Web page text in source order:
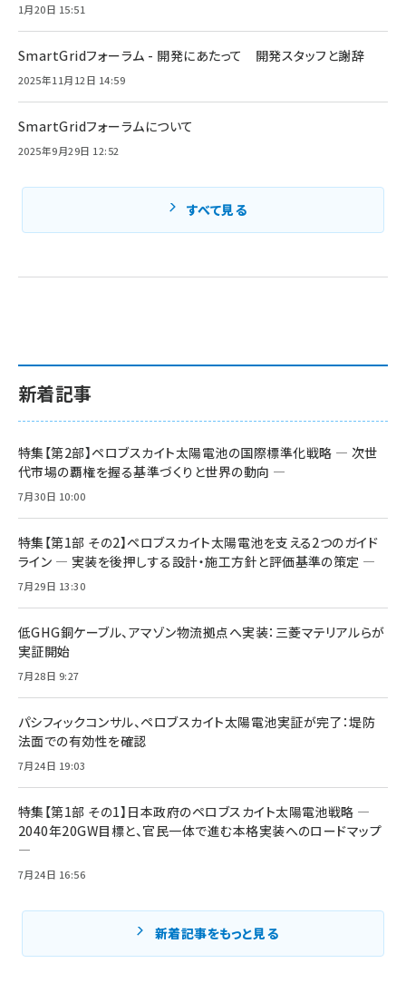
新着記事
特集【第2部】ペロブスカイト太陽電池の国際標準化戦略 ― 次世
代市場の覇権を握る基準づくりと世界の動向 ―
7月30日 10:00
特集【第1部 その2】ペロブスカイト太陽電池を支える2つのガイド
ライン ― 実装を後押しする設計・施工方針と評価基準の策定 ―
7月29日 13:30
低GHG銅ケーブル、アマゾン物流拠点へ実装：三菱マテリアルらが
実証開始
7月28日 9:27
パシフィックコンサル、ペロブスカイト太陽電池実証が完了：堤防
法面での有効性を確認
7月24日 19:03
特集【第1部 その1】日本政府のペロブスカイト太陽電池戦略 ―
2040年20GW目標と、官民一体で進む本格実装へのロードマップ
―
7月24日 16:56
新着記事をもっと見る
1月20日 15:51
SmartGridフォーラム - 開発にあたって 開発スタッフと謝辞
2025年11月12日 14:59
SmartGridフォーラムについて
2025年9月29日 12:52
すべて見る